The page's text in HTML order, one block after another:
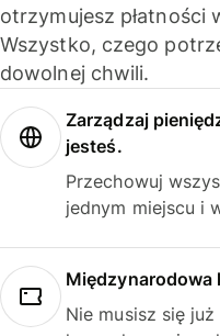
otrzymujesz płatności
Wszystko, czego
dowolnej chwili.
Zarządzaj
jesteś.
Przechowuj
jednym miejscu i
Międzynarodowa
Nie musisz się